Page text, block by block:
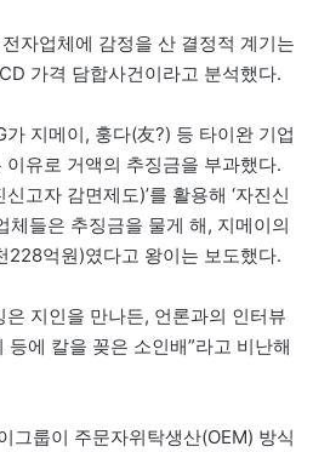
자업체에 감정을 산 결정적 계기는
가격 담합사건이라고 분석했다.
가 지메이, 훙다(友?) 등 타이완 기업
유로 거액의 추징금을 부과했다.
고자 감면제도)’를 활용해 ‘자진신
체들은 추징금을 물게 해, 지메이의
억원)였다고 왕이는 보도했다.
지인을 만나든, 언론과의 인터뷰
등에 칼을 꽂은 소인배”라고 비난해
그룹이 주문자위탁생산(OEM) 방식